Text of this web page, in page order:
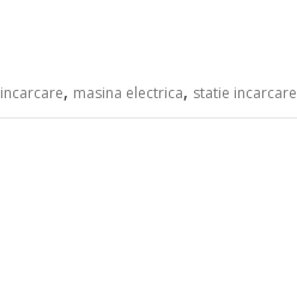
incarcare, masina electrica, statie incarcare